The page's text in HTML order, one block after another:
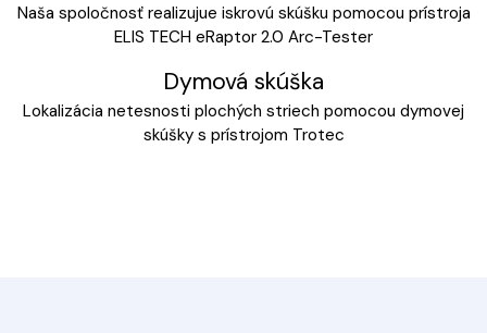
Naša spoločnosť realizujue iskrovú skúšku pomocou prístroja
ELIS TECH eRaptor 2.0 Arc-Tester
Dymová skúška
Lokalizácia netesnosti plochých striech pomocou dymovej
skúšky s prístrojom Trotec